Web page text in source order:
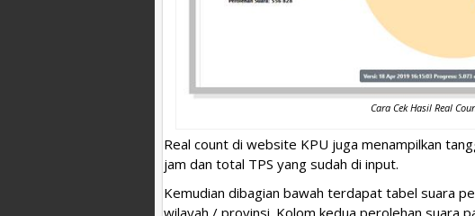
Cara Cek Hasil Real
Real count di website KPU juga menampilkan
jam dan total TPS yang sudah di input.
Kemudian dibagian bawah terdapat tabel suara
wilayah / provinsi. Kolom kedua perolehan suara